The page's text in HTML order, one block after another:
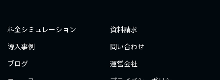
料金シミュレーション
導入事例
ブログ
資料請求
問い合わせ
運営会社